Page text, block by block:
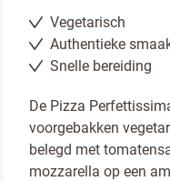
Vegetarisch
Authentieke
Snelle bereiding
De Pizza
voorgebakken
belegd met
mozzarella op een